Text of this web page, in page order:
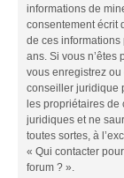
informations de
consentement écrit
de ces informations
ans. Si vous n’êtes
vous enregistrez ou
conseiller juridique
les propriétaires de
juridiques et ne
toutes sortes, à
« Qui contacter
forum ? ».